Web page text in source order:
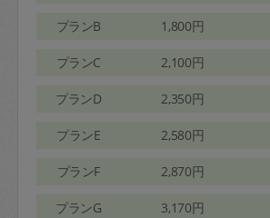
プランB 1,800円
プランC 2,100円
プランD 2,350円
プランE 2,580円
プランF 2,870円
プランG 3,170円